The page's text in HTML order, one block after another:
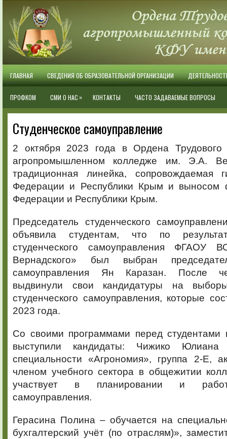
ГЛАВНАЯ СВЕДЕНИЯ ОБ ОБРАЗОВАТЕЛЬНОЙ ОРГАНИЗАЦИИ
ПРОФКОМ СМИ О НАС » КОНТАКТЫ ЧАСТО ЗАДАВАЕМЫЕ ВОПРОСЫ
Студенческое самоуправление
2 октября 2023 года в Ордена Трудового
агропромышленном колледже им. Э.А.
традиционная линейка, сопровождаемая
Федерации и Республики Крым и выносом
Федерации и Республики Крым.
Председатель студенческого
объявила студентам, что по
студенческого самоуправления
Вернадского» был выбран
самоуправления Ян Каразан. После
выдвинули свои кандидатуры на
студенческого самоуправления, которые
2023 года.
Со своими программами перед студентами
выступили кандидаты: Чижико
специальности «Агрономия», группа 2-Е,
членом учебного сектора в общежитии
участвует в планировании и
самоуправления.
Герасина Полина – обучается на
бухгалтерский учёт (по отраслям)»,